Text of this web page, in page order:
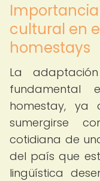
cultural en
homestays
La
fundamental
homestay, ya
sumergirse
cotidiana de
del país que
lingüística